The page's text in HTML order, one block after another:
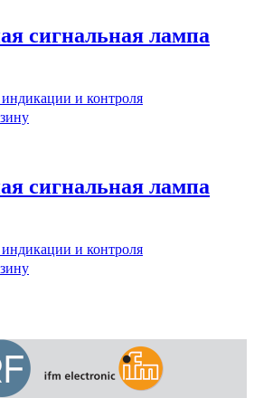
сигнальная лампа
индикации и контроля
сигнальная лампа
индикации и контроля